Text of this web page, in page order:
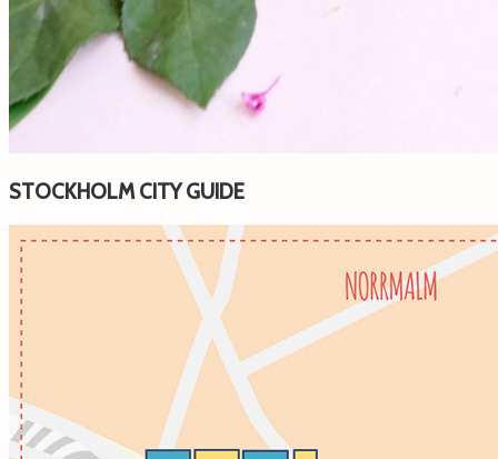
STOCKHOLM CITY GUIDE